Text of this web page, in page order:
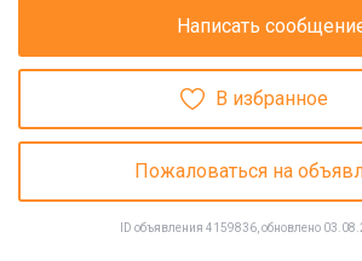
Написать
В избранное
Пожаловаться на
ID объявления 4159836, обновлено